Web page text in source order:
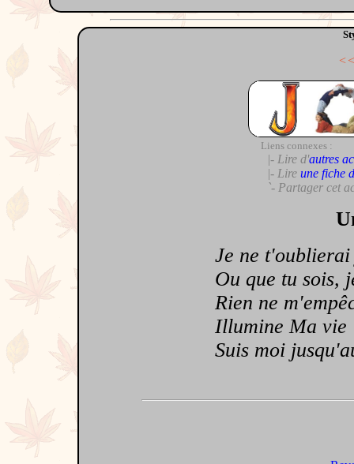
Liens connexes :
|- Lire d'autres
|- Lire une fiche
`- Partager cet
Je ne t'oublierai
Ou que tu sois,
Rien ne
Illumine Ma vie
Suis moi